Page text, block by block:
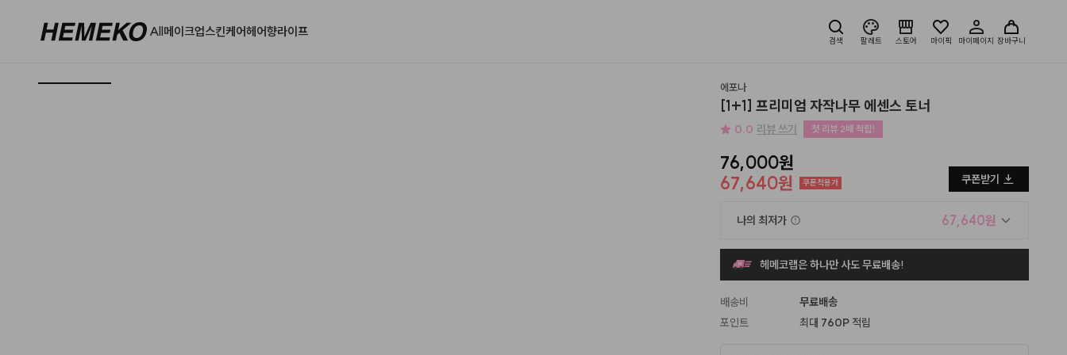
All메이크업스킨케어헤어향라이프
검색 팔레트 스토어 마이픽 마이페이지 장바구니
에포나
[1+1] 프리미엄 자작나무 에센스 토너
0.0 리뷰 쓰기 첫 리뷰 2배 적립!
76,000원
67,640원
쿠폰적용가 쿠폰받기
나의 최저가 67,640원
헤메코랩은 하나만 사도 무료배송!
배송비
무료배송
포인트
최대 760P 적립